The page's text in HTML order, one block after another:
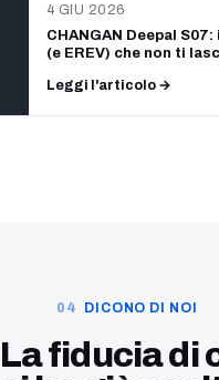
4 GIU 2026
CHANGAN Deepal
(e EREV) che non ti
Leggi l'articolo →
DICONO DI NOI
La fiducia di